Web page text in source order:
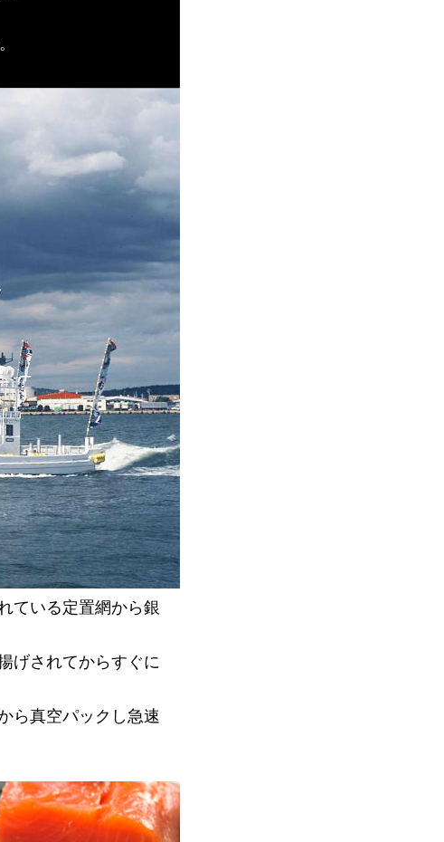
。
ている定置網から銀
げされてからすぐに
ら真空パックし急速